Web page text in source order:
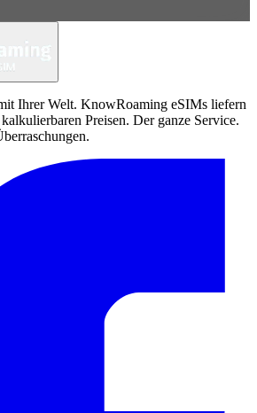
Ihrer Welt. KnowRoaming eSIMs liefern
Preisen. Der ganze Service.